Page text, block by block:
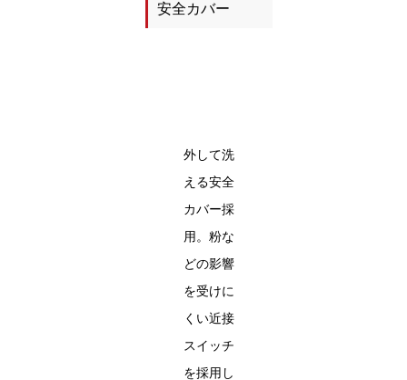
安全カバー
外して洗
える安全
カバー採
用。粉な
どの影響
を受けに
くい近接
スイッチ
を採用し